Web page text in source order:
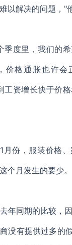
以解决的问题， "
季度里，我们的
价格通胀也许会
工资增长快于价
1月份，服装价格
个月发生的要少。
年同期的比较，
没有提供过多的